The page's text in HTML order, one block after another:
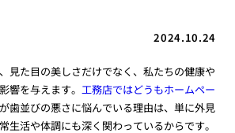
2024.10.24
見た目の美しさだけでなく、私たちの健康や
響を与えます。 工務店ではどうもホームペー
歯並びの悪さに悩んでいる理由は、単に外見
生活や体調にも深く関わっているからです。